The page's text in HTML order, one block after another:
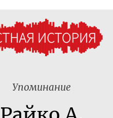
Упоминание